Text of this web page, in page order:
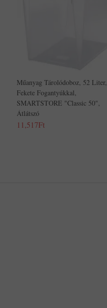
Műanyag Tárolódoboz, 52 Liter,
Fekete Fogantyúkkal,
SMARTSTORE "Classic 50",
Átlátszó
11,517Ft